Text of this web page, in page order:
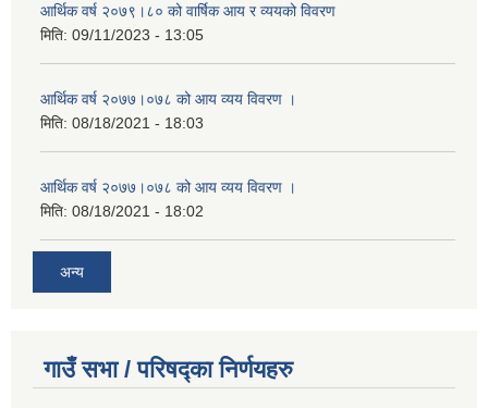
आर्थिक वर्ष २०७९।८० को वार्षिक आय र व्ययको विवरण
मिति: 09/11/2023 - 13:05
आर्थिक वर्ष २०७७।०७८ को आय व्यय विवरण ।
मिति: 08/18/2021 - 18:03
आर्थिक वर्ष २०७७।०७८ को आय व्यय विवरण ।
मिति: 08/18/2021 - 18:02
अन्य
गाउँ सभा / परिषद्का निर्णयहरु